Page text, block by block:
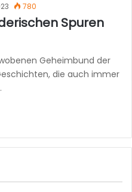
780
Spuren
Geheimbund der
die auch immer